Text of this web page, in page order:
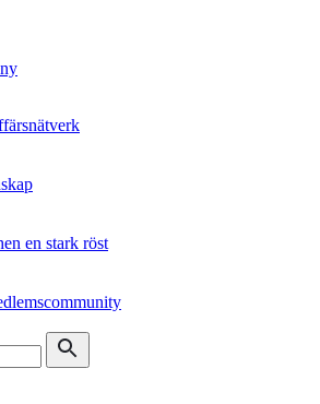
en stark röst